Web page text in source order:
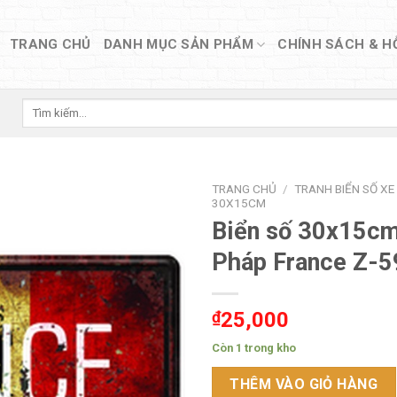
TRANG CHỦ DANH MỤC SẢN PHẨM CHÍNH SÁCH &
Tìm
TRANG CHỦ / TRANH BIỂN SỐ
30X15CM
Biển số
Pháp France Z-
₫25,000
Còn 1 trong kho
THÊM VÀO GIỎ HÀNG